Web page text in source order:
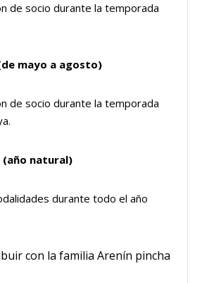
de socio durante la temporada
mayo a agosto)
de socio durante la temporada
(año natural)
durante todo el año
con la familia Arenín pincha